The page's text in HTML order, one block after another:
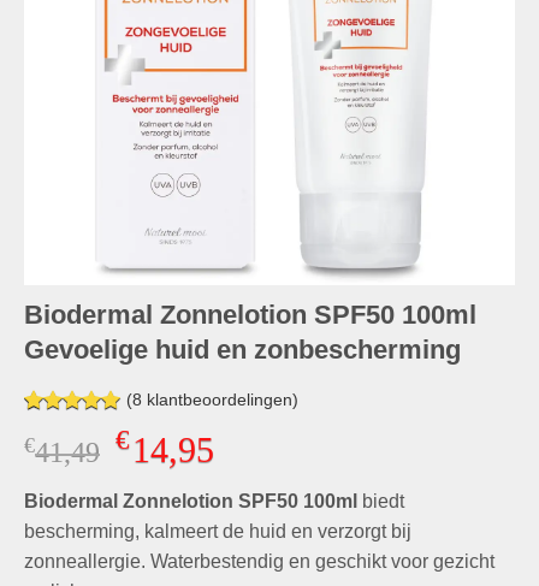
Biodermal Zonnelotion SPF50 100ml
Gevoelige huid en zonbescherming
Gewaardeerd
5.00op 5
gebaseerd
waarderingen
(8 klantbeoordelingen)
€41,49 Oorspronkelijke
was:
€41,49.
€14,95Huidige
is:
€14,95.
Biodermal Zonnelotion SPF50 100ml biedt
bescherming, kalmeert de huid en verzorgt bij
zonneallergie. Waterbestendig en geschikt voor gezicht